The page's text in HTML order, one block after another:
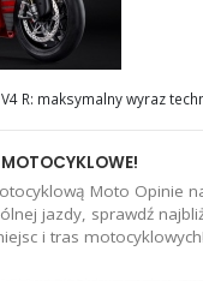
R: maksymalny wyraz
Moto Opinie
jazdy, sprawdź
i tras